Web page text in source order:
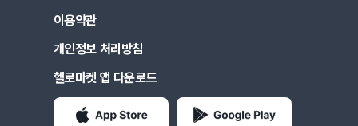
이용약관
개인정보 처리방침
헬로마켓 앱 다운로드